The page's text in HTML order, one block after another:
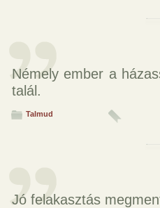
Némely ember a
talál.
Talmud
Jó felakasztás